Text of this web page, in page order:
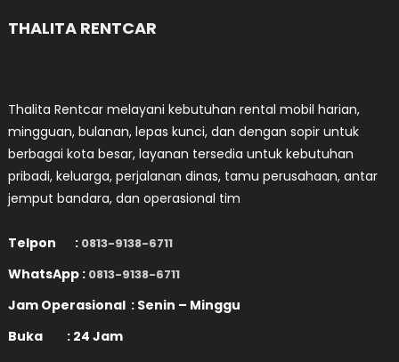
THALITA RENTCAR
Thalita Rentcar melayani kebutuhan rental mobil harian,
mingguan, bulanan, lepas kunci, dan dengan sopir untuk
berbagai kota besar, layanan tersedia untuk kebutuhan
pribadi, keluarga, perjalanan dinas, tamu perusahaan, antar
jemput bandara, dan operasional tim
Telpon : 0813-9138-6711
WhatsApp : 0813-9138-6711
Jam Operasional : Senin – Minggu
Buka : 24 Jam